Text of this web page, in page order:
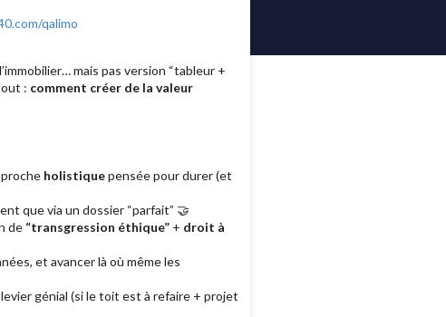
qalimo
mais pas version “tableur +
: comment créer de la valeur
holistiquepensée pour durer (et
que via un dossier “parfait” 🤝
de “transgression éthique”+ droit à
et avancer là où même les
génial (si le toit est à refaire + projet